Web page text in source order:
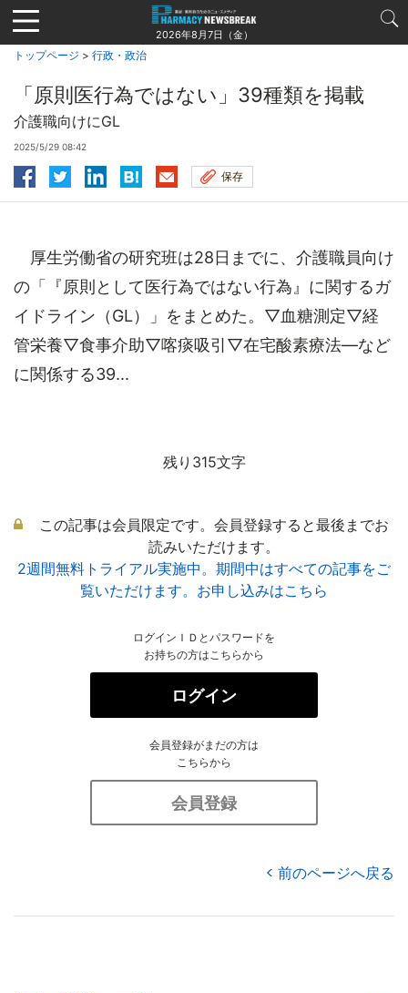
Jump
to
navigation
2026年8月7日（金）
トップページ > 行政・政治
「原則医行為ではない」39種類を掲載
介護職向けにGL
2025/5/29 08:42
保存
厚生労働省の研究班は28日までに、介護職員向け
の「『原則として医行為ではない行為』に関するガ
イドライン（GL）」をまとめた。▽血糖測定▽経
管栄養▽食事介助▽喀痰吸引▽在宅酸素療法―など
に関係する39...
残り315文字
この記事は会員限定です。会員登録すると最後までお
読みいただけます。
2週間無料トライアル実施中。期間中はすべての記事をご
覧いただけます。お申し込みはこちら
ログインＩＤとパスワードを
お持ちの方はこちらから
ログイン
会員登録がまだの方は
こちらから
会員登録
前のページへ戻る